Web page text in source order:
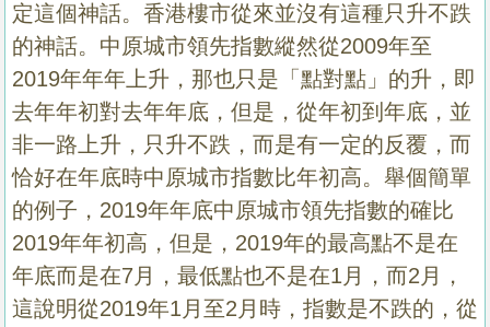
定這個神話。香港樓市從來並沒有這種只升不跌
的神話。中原城市領先指數縱然從2009年至
2019年年年上升，那也只是「點對點」的升，即
去年年初對去年年底，但是，從年初到年底，並
非一路上升，只升不跌，而是有一定的反覆，而
恰好在年底時中原城市指數比年初高。舉個簡單
的例子， 2019年年底中原城市領先指數的確比
2019年年初高，但是， 2019年的最高點不是在
年底而是在7月，最低點也不是在1 月，而2 月，
這說明從2019年1 月至2 月時，指數是不跌的，從